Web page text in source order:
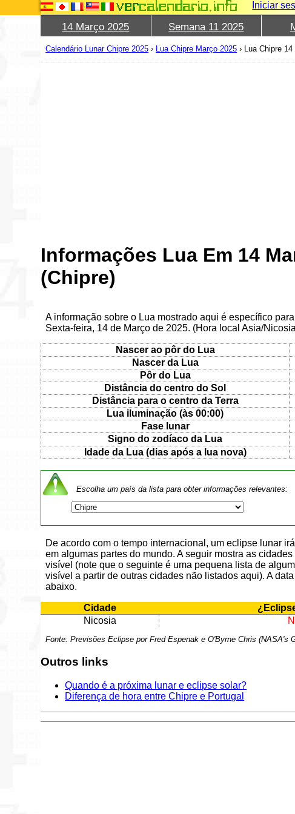
Iniciar
14 Março 2025 Semana 11 2025
Calendário Lunar Chipre 2025 › Lua Chipre Março 2025 › Lua Chipre
Informações Lua Em 14
(Chipre)
A informação sobre o Lua mostrado aqui é específico
Sexta-feira, 14 de Março de 2025. (Hora local Asia/
Nascer ao pôr do Lua
Nascer da Lua
Pôr do Lua
Distância do centro do Sol
Distância para o centro da Terra
Lua iluminação (às 00:00)
Fase lunar
Signo do zodíaco da Lua
Idade da Lua (dias após a lua nova)
Escolha um país da lista para obter informações relevantes:
De acordo com o tempo internacional, um eclipse lunar
em algumas partes do mundo. A seguir mostra as
visível (note que o seguinte é uma pequena lista de
visível a partir de outras cidades não listados aqui). A
abaixo.
Cidade
Nicosia
Fonte: Previsões Eclipse por Fred Espenak e O'Byrne Chris (NASA's
Outros links
Quando é a próxima lunar e eclipse solar?
Diferença de hora entre Chipre e Portugal